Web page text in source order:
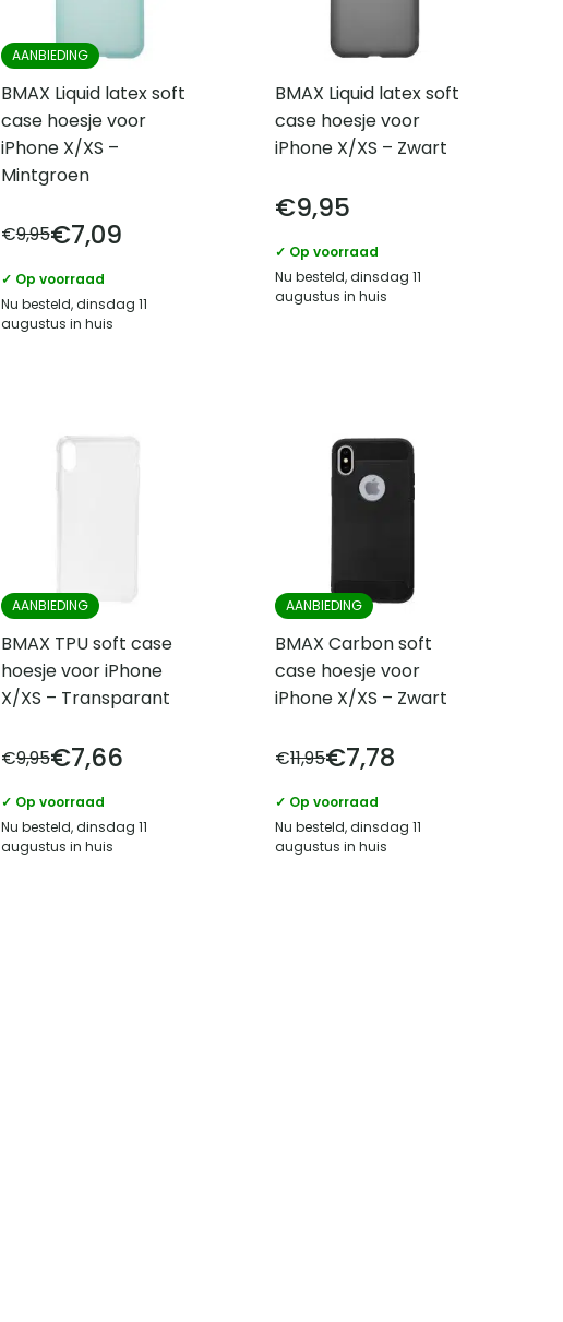
AANBIEDING
BMAX Liquid latex soft
case hoesje voor
iPhone X/XS –
Mintgroen
€9,95€7,09
✓ Op voorraad
Nu besteld, dinsdag 11
augustus in huis
BMAX Liquid latex soft
case hoesje voor
iPhone X/XS – Zwart
€9,95
✓ Op voorraad
Nu besteld, dinsdag 11
augustus in huis
AANBIEDING
BMAX TPU soft case
hoesje voor iPhone
X/XS – Transparant
€9,95€7,66
✓ Op voorraad
Nu besteld, dinsdag 11
augustus in huis
AANBIEDING
BMAX Carbon soft
case hoesje voor
iPhone X/XS – Zwart
€11,95€7,78
✓ Op voorraad
Nu besteld, dinsdag 11
augustus in huis